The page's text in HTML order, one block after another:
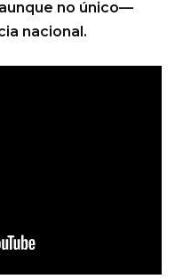
no único—
nacional.